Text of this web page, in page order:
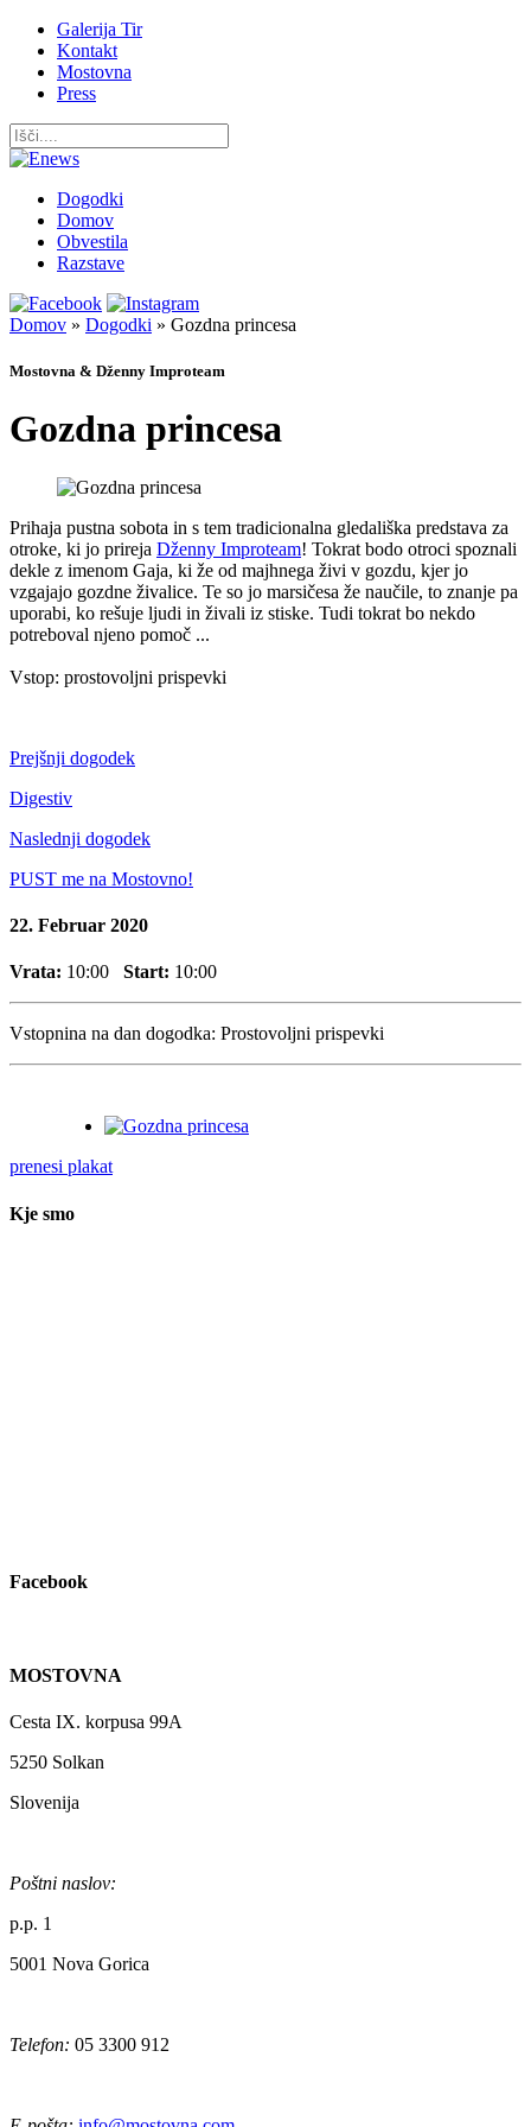
Galerija Tir
Kontakt
Mostovna
Press
Dogodki
Domov
Obvestila
Razstave
Domov » Dogodki » Gozdna princesa
Mostovna & Dženny Improteam
Gozdna princesa
Prihaja pustna sobota in s tem tradicionalna gledališka predstava za
otroke, ki jo prireja Dženny Improteam! Tokrat bodo otroci spoznali
dekle z imenom Gaja, ki že od majhnega živi v gozdu, kjer jo
vzgajajo gozdne živalice. Te so jo marsičesa že naučile, to znanje pa
uporabi, ko rešuje ljudi in živali iz stiske. Tudi tokrat bo nekdo
potreboval njeno pomoč ...
Vstop: prostovoljni prispevki
Prejšnji dogodek
Digestiv
Naslednji dogodek
PUST me na Mostovno!
22. Februar 2020
Vrata: 10:00 Start: 10:00
Vstopnina na dan dogodka: Prostovoljni prispevki
prenesi plakat
Kje smo
Facebook
MOSTOVNA
Cesta IX. korpusa 99A
5250 Solkan
Slovenija
Poštni naslov:
p.p. 1
5001 Nova Gorica
Telefon: 05 3300 912